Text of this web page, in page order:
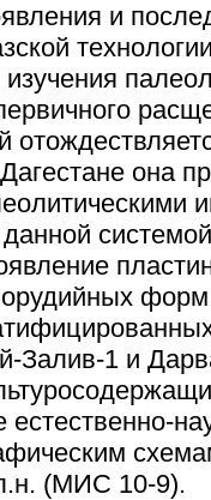
и
изучения
она
Залив-1 и
естественно-
(МИС 10-9).